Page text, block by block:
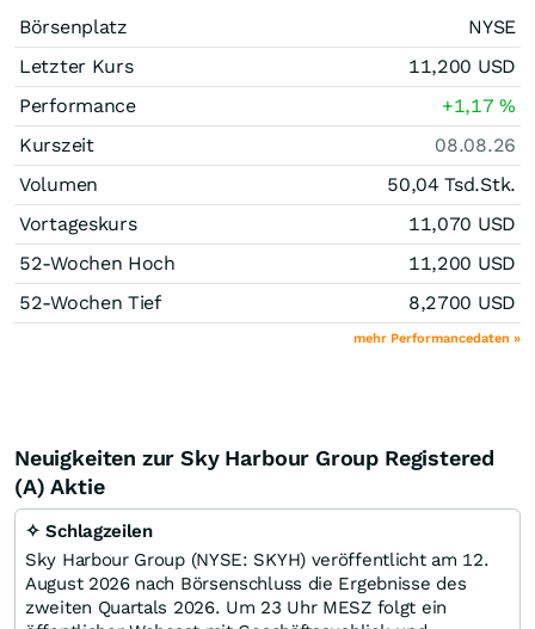
Börsenplatz
NYSE
Letzter Kurs
11,200 USD
Performance
+1,17%
Kurszeit
08.08.26
Volumen
50,04 Tsd.Stk.
Vortageskurs
11,070 USD
52-Wochen Hoch
11,200 USD
52-Wochen Tief
8,2700 USD
mehr Performancedaten »
Neuigkeiten zur Sky Harbour Group Registered
(A) Aktie
✧ Schlagzeilen
Sky Harbour Group (NYSE: SKYH) veröffentlicht am 12.
August 2026 nach Börsenschluss die Ergebnisse des
zweiten Quartals 2026. Um 23 Uhr MESZ folgt ein